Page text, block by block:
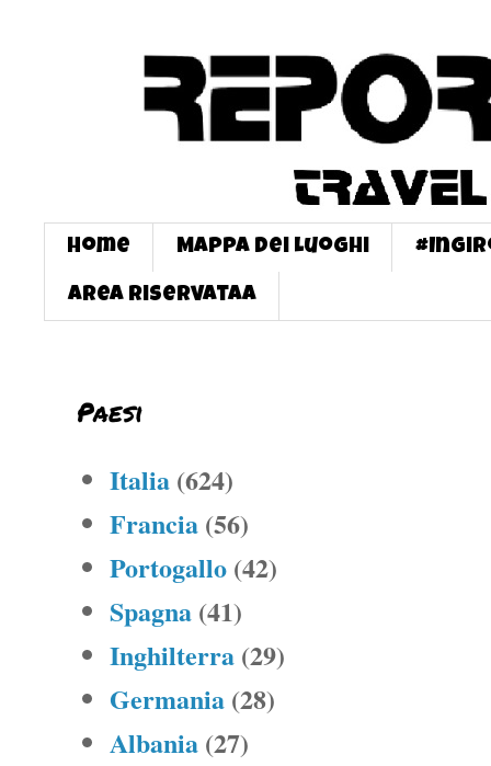
Home Mappa dei Luoghi
Area Riservataa
Paesi
Italia (624)
Francia (56)
Portogallo (42)
Spagna (41)
Inghilterra (29)
Germania (28)
Albania (27)